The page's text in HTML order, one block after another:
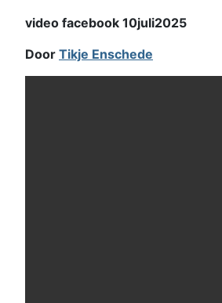
video facebook 10juli2025
Door Tikje Enschede